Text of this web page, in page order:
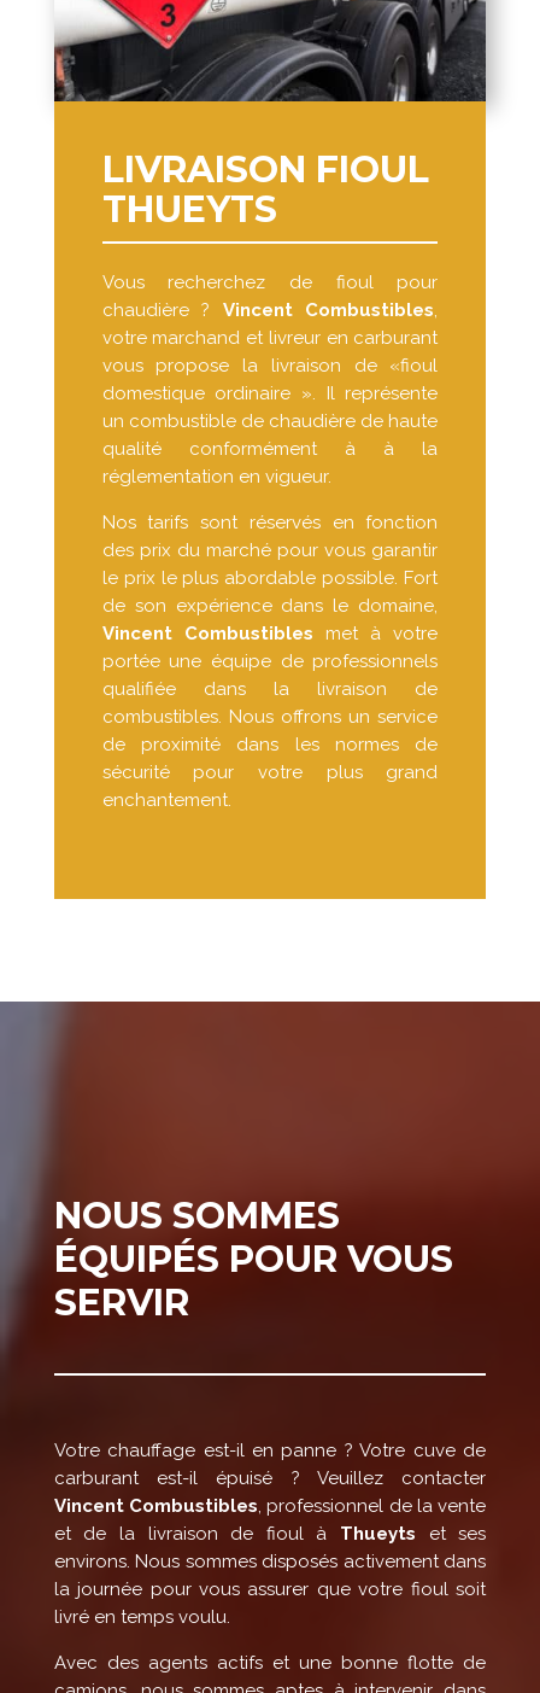
LIVRAISON FIOUL
THUEYTS
Vous recherchez de fioul pour
chaudière ? Vincent Combustibles,
votre marchand et livreur en carburant
vous propose la livraison de «fioul
domestique ordinaire ». Il représente
un combustible de chaudière de haute
qualité conformément à à la
réglementation en vigueur.
Nos tarifs sont réservés en fonction
des prix du marché pour vous garantir
le prix le plus abordable possible. Fort
de son expérience dans le domaine,
Vincent Combustibles met à votre
portée une équipe de professionnels
qualifiée dans la livraison de
combustibles. Nous offrons un service
de proximité dans les normes de
sécurité pour votre plus grand
enchantement.
NOUS SOMMES
ÉQUIPÉS POUR VOUS
SERVIR
Votre chauffage est-il en panne ? Votre cuve de
carburant est-il épuisé ? Veuillez contacter
Vincent Combustibles, professionnel de la vente
et de la livraison de fioul à Thueyts et ses
environs. Nous sommes disposés activement dans
la journée pour vous assurer que votre fioul soit
livré en temps voulu.
Avec des agents actifs et une bonne flotte de